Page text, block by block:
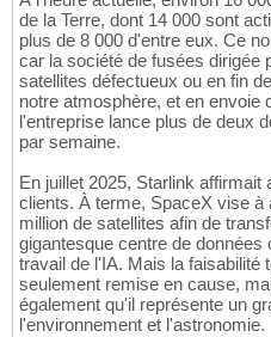
de la Terre, dont 14 000 sont
plus de 8 000 d'entre eux. Ce
car la société de fusées dirigée
satellites défectueux ou en fin
notre atmosphère, et en envoie
l'entreprise lance plus de deux
par semaine.
En juillet 2025, Starlink
clients. À terme, SpaceX vise à
million de satellites afin de
gigantesque centre de données
travail de l'IA. Mais la faisabilité
seulement remise en cause,
également qu'il représente un
l'environnement et l'astronomie.